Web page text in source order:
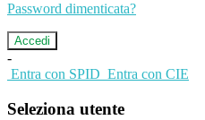
Password dimenticata?
-
Entra con SPID Entra con CIE
Seleziona utente